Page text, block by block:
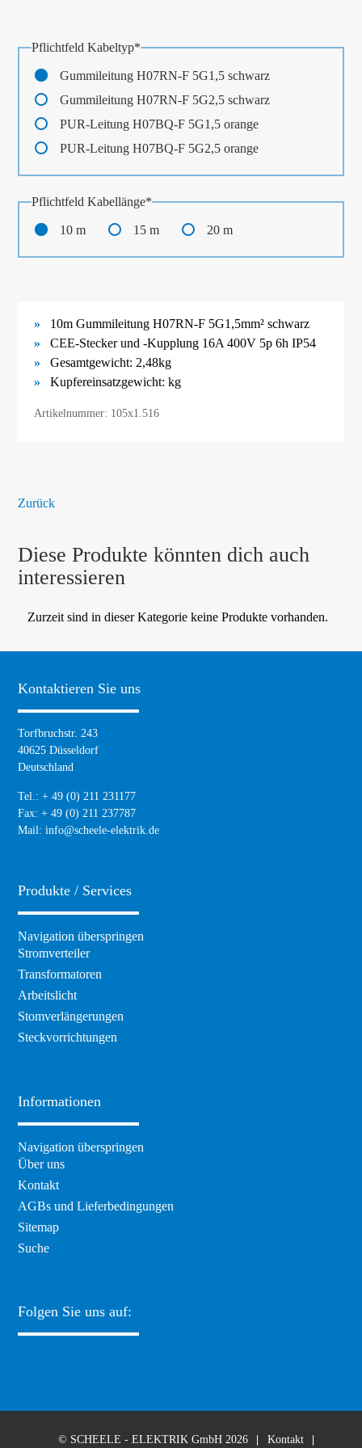
PflichtfeldKabeltyp*
Gummileitung H07RN-F 5G1,5 schwarz
Gummileitung H07RN-F 5G2,5 schwarz
PUR-Leitung H07BQ-F 5G1,5 orange
PUR-Leitung H07BQ-F 5G2,5 orange
PflichtfeldKabellänge*
10 m 15 m 20 m
10m Gummileitung H07RN-F 5G1,5mm² schwarz
CEE-Stecker und -Kupplung 16A 400V 5p 6h IP54
Gesamtgewicht: 2,48kg
Kupfereinsatzgewicht: kg
Artikelnummer: 105x1.516
Zurück
Diese Produkte könnten dich auch
interessieren
Zurzeit sind in dieser Kategorie keine Produkte vorhanden.
Kontaktieren Sie uns
Torfbruchstr. 243
40625 Düsseldorf
Deutschland
Tel.: + 49 (0) 211 231177
Fax: + 49 (0) 211 237787
Mail:info@scheele-elektrik.de
Produkte / Services
Navigation überspringen
Stromverteiler
Transformatoren
Arbeitslicht
Stomverlängerungen
Steckvorrichtungen
Informationen
Navigation überspringen
Über uns
Kontakt
AGBs und Lieferbedingungen
Sitemap
Suche
Folgen Sie uns auf:
© SCHEELE - ELEKTRIK GmbH 2026 Kontakt